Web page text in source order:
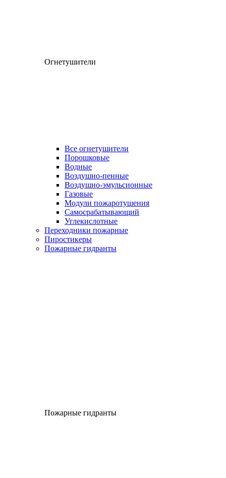
Огнетушители
Все огнетушители
Порошковые
Водные
Воздушно-пенные
Воздушно-эмульсионные
Газовые
Модули пожаротушения
Самосрабатывающий
Углекислотные
Переходники пожарные
Пиростикеры
Пожарные гидранты
Пожарные гидранты